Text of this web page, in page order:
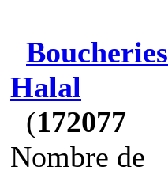
Boucheries
Halal
(172077
Nombre de